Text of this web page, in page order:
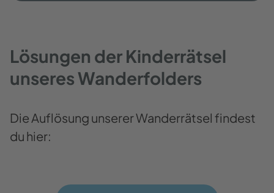
Lösungen der Kinderrätsel
unseres Wanderfolders
Die Auflösung unserer Wanderrätsel findest
du hier: